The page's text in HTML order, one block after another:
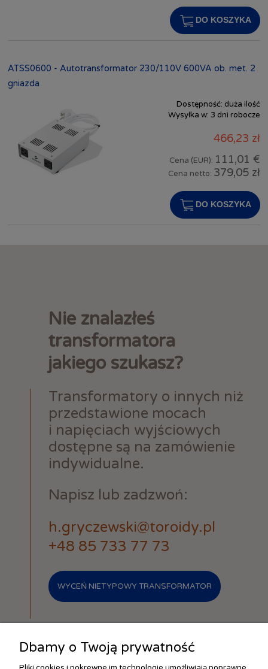
DO KOSZYKA
ATSS0600 - Autotransformator 230/110V 600VA ob. met. 2
gniazda
Dostępność: duża ilość
Wysyłka w: 3 dni robocze
466,23 zł
Cena (EUR): 111,01 €
Cena netto: 379,05 zł
DO KOSZYKA
Nie znalazłeś
transformatora
jakiego szukasz?
Transformatory o innych niż
przedstawione mocach
i napięciach wyjściowych
dostępne są na zamówienie
indywidualne.
Napisz lub zadzwoń:
h.gryczewski@toroidy.pl
+48 85 733 77 73
WYCEŃ NIETYPOWY TRANSFORMATOR
Dbamy o Twoją prywatność